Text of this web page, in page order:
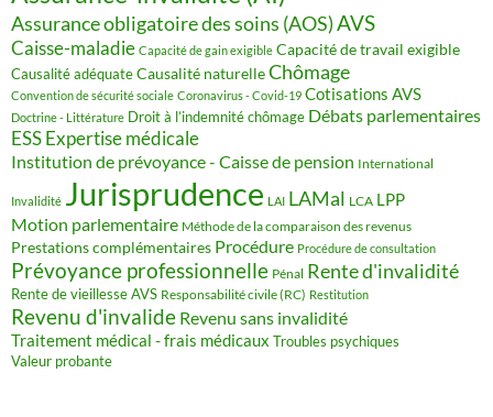
Assurance obligatoire des soins (AOS)AVS
Caisse-maladie Capacité de gain exigible Capacité de travail exigible
Causalité adéquate Causalité naturelleChômage
Convention de sécurité sociale Coronavirus - Covid-19 Cotisations AVS
Doctrine - Littérature Droit à l’indemnité chômage Débats parlementaires
ESSExpertise médicale
Institution de prévoyance - Caisse de pension International
Invalidité Jurisprudence LAI LAMal LCA LPP
Motion parlementaire Méthode de la comparaison des revenus
Prestations complémentaires Procédure Procédure de consultation
Prévoyance professionnelle Pénal Rente d'invalidité
Rente de vieillesse AVS Responsabilité civile (RC) Restitution
Revenu d'invalide Revenu sans invalidité
Traitement médical - frais médicaux Troubles psychiques
Valeur probante